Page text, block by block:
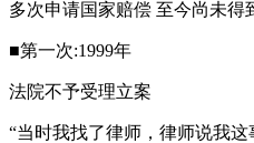
多次申请国家赔偿 至今尚未得
■第一次:1999年
法院不予受理立案
“当时我找了律师，律师说我